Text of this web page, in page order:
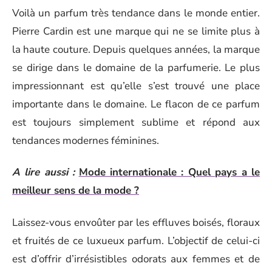
Voilà un parfum très tendance dans le monde entier.
Pierre Cardin est une marque qui ne se limite plus à
la haute couture. Depuis quelques années, la marque
se dirige dans le domaine de la parfumerie. Le plus
impressionnant est qu’elle s’est trouvé une place
importante dans le domaine. Le flacon de ce parfum
est toujours simplement sublime et répond aux
tendances modernes féminines.
A lire aussi : Mode internationale : Quel pays a le
meilleur sens de la mode ?
Laissez-vous envoûter par les effluves boisés, floraux
et fruités de ce luxueux parfum. L’objectif de celui-ci
est d’offrir d’irrésistibles odorats aux femmes et de